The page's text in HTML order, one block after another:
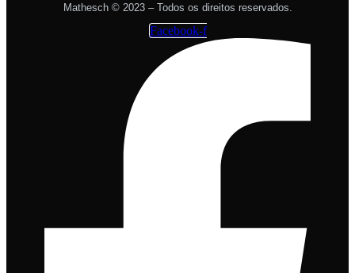
Mathesch © 2023 – Todos os direitos reservados.
Facebook-f